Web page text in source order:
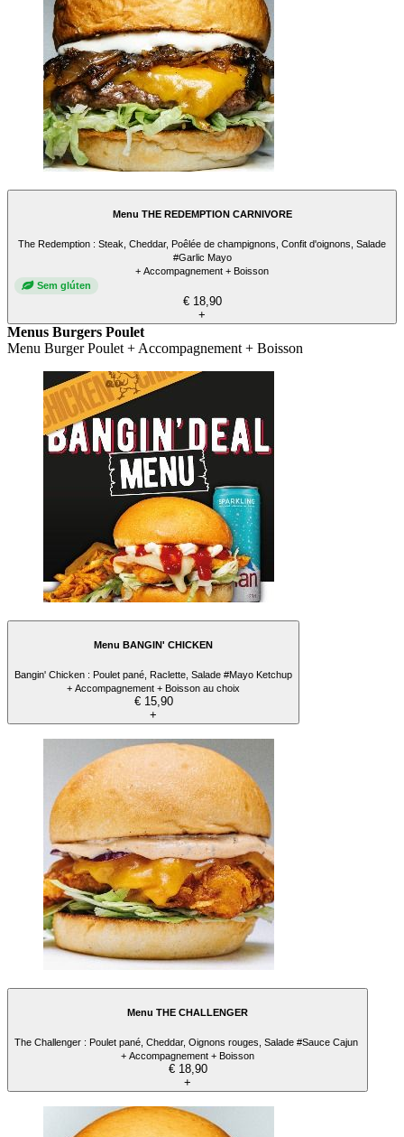
Menu THE REDEMPTION CARNIVORE
The Redemption : Steak, Cheddar, Poêlée de champignons, Confit d'oignons, Salade
#Garlic Mayo
+ Accompagnement + Boisson
Sem glúten
€ 18,90
+
Menus Burgers Poulet
Menu Burger Poulet + Accompagnement + Boisson
Menu BANGIN' CHICKEN
Bangin' Chicken : Poulet pané, Raclette, Salade #Mayo Ketchup
+ Accompagnement + Boisson au choix
€ 15,90
+
Menu THE CHALLENGER
The Challenger : Poulet pané, Cheddar, Oignons rouges, Salade #Sauce Cajun
+ Accompagnement + Boisson
€ 18,90
+